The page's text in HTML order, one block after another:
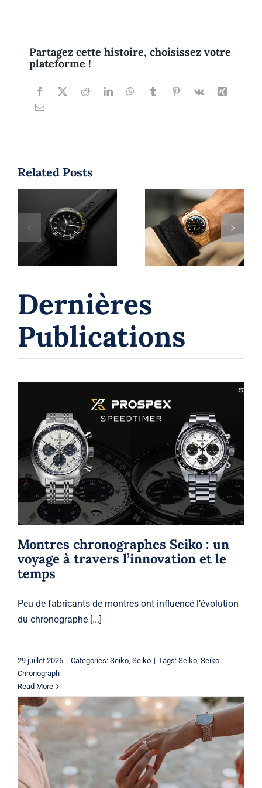
Partagez cette histoire, choisissez votre
plateforme !
Related Posts
Montre de
plongée Oris
Aquis : 7
raisons de la
une marque
respectée?
Guide 2025
pour
comprendre
l’indépendance
et la valeur
Dernières
Publications
Montres chronographes Seiko : un
voyage à travers l’innovation et le
temps
Seiko Seiko
Montres chronographes Seiko : un
voyage à travers l’innovation et le
temps
Peu de fabricants de montres ont influencé l’évolution
du chronographe [...]
29 juillet 2026 | Categories: Seiko, Seiko | Tags: Seiko, Seiko
Chronograph
Read More
Bagues de fiançailles à Laval :
comment choisir la bague parfaite
pour votre histoire d’amour